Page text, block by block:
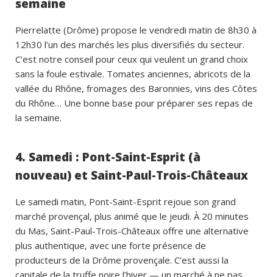
semaine
Pierrelatte (Drôme) propose le vendredi matin de 8h30 à
12h30 l’un des marchés les plus diversifiés du secteur.
C’est notre conseil pour ceux qui veulent un grand choix
sans la foule estivale. Tomates anciennes, abricots de la
vallée du Rhône, fromages des Baronnies, vins des Côtes
du Rhône… Une bonne base pour préparer ses repas de
la semaine.
4. Samedi : Pont-Saint-Esprit (à
nouveau) et Saint-Paul-Trois-Châteaux
Le samedi matin, Pont-Saint-Esprit rejoue son grand
marché provençal, plus animé que le jeudi. À 20 minutes
du Mas, Saint-Paul-Trois-Châteaux offre une alternative
plus authentique, avec une forte présence de
producteurs de la Drôme provençale. C’est aussi la
capitale de la truffe noire l’hiver — un marché à ne pas